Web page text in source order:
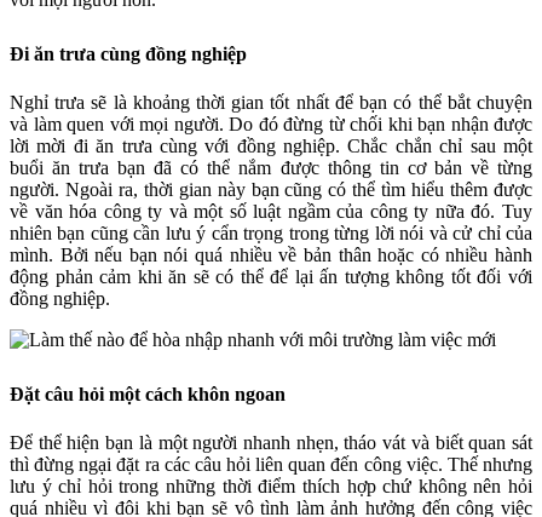
Đi ăn trưa cùng đồng nghiệp
Nghỉ trưa sẽ là khoảng thời gian tốt nhất để bạn có thể bắt chuyện
và làm quen với mọi người. Do đó đừng từ chối khi bạn nhận được
lời mời đi ăn trưa cùng với đồng nghiệp. Chắc chắn chỉ sau một
buổi ăn trưa bạn đã có thể nắm được thông tin cơ bản về từng
người. Ngoài ra, thời gian này bạn cũng có thể tìm hiểu thêm được
về văn hóa công ty và một số luật ngầm của công ty nữa đó. Tuy
nhiên bạn cũng cần lưu ý cẩn trọng trong từng lời nói và cử chỉ của
mình. Bởi nếu bạn nói quá nhiều về bản thân hoặc có nhiều hành
động phản cảm khi ăn sẽ có thể để lại ấn tượng không tốt đối với
đồng nghiệp.
Đặt câu hỏi một cách khôn ngoan
Để thể hiện bạn là một người nhanh nhẹn, tháo vát và biết quan sát
thì đừng ngại đặt ra các câu hỏi liên quan đến công việc. Thế nhưng
lưu ý chỉ hỏi trong những thời điểm thích hợp chứ không nên hỏi
quá nhiều vì đôi khi bạn sẽ vô tình làm ảnh hưởng đến công việc